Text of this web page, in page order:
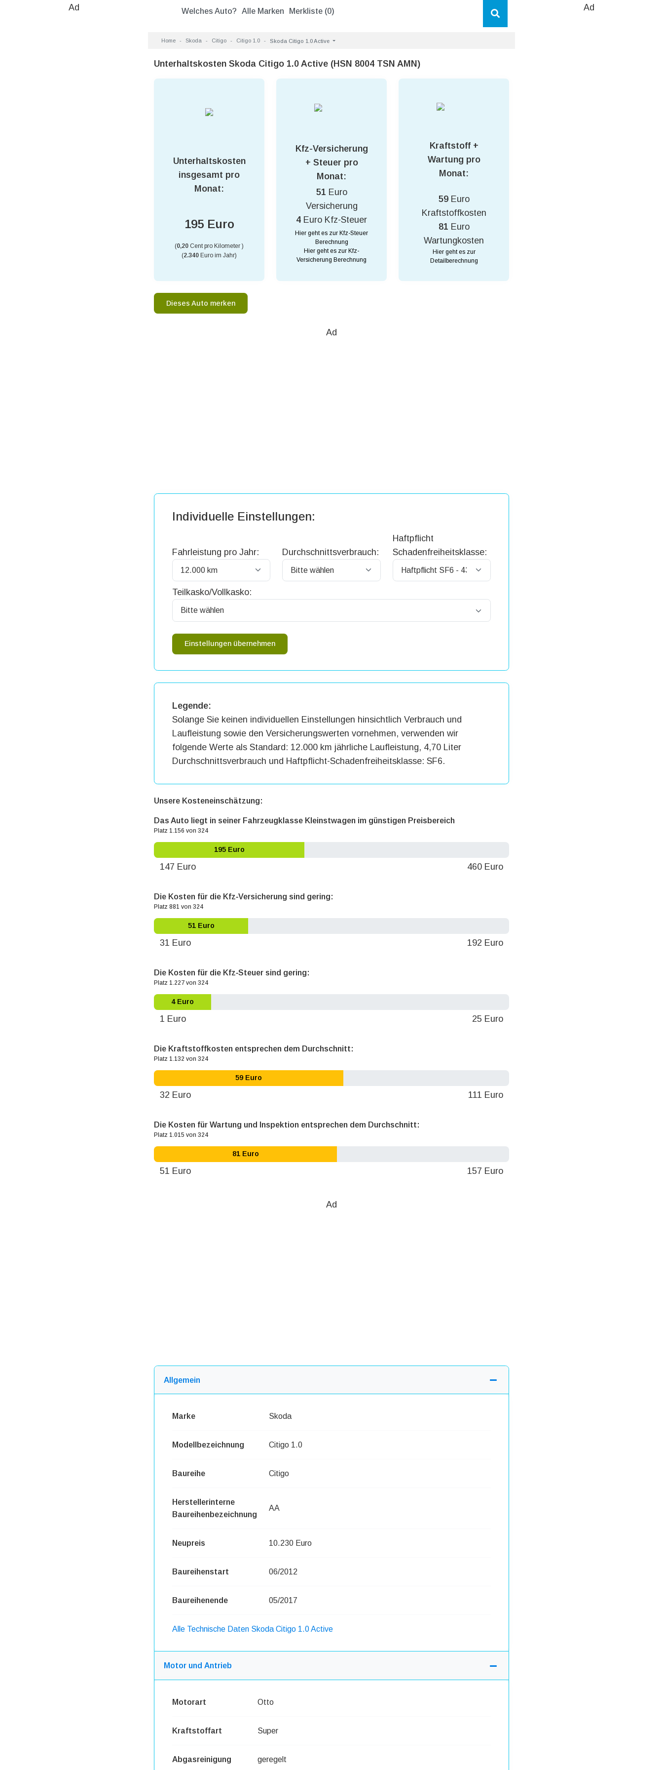
Welches Auto? Alle Marken Merkliste (0)
Ad Ad
Home Skoda Citigo Citigo 1.0 Skoda Citigo 1.0 Active
Unterhaltskosten Skoda Citigo 1.0 Active (HSN 8004 TSN AMN)
Unterhaltskosten
insgesamt pro
Monat:
195 Euro
(0,20 Cent pro Kilometer )
(2.340 Euro im Jahr)
Kfz-Versicherung
+ Steuer pro
Monat:
51 Euro
Versicherung
4 Euro Kfz-Steuer
Hier geht es zur Kfz-Steuer
Berechnung
Hier geht es zur Kfz-
Versicherung Berechnung
Kraftstoff +
Wartung pro
Monat:
59 Euro
Kraftstoffkosten
81 Euro
Wartungkosten
Hier geht es zur
Detailberechnung
Dieses Auto merken
Ad
Individuelle Einstellungen:
Fahrleistung pro Jahr: Durchschnittsverbrauch:
Haftpflicht
Schadenfreiheitsklasse:
Teilkasko/Vollkasko:
Einstellungen übernehmen
Legende:
Solange Sie keinen individuellen Einstellungen hinsichtlich Verbrauch und
Laufleistung sowie den Versicherungswerten vornehmen, verwenden wir
folgende Werte als Standard: 12.000 km jährliche Laufleistung, 4,70 Liter
Durchschnittsverbrauch und Haftpflicht-Schadenfreiheitsklasse: SF6.
Unsere Kosteneinschätzung:
Das Auto liegt in seiner Fahrzeugklasse Kleinstwagen im günstigen Preisbereich
Platz 1.156 von 324
195 Euro
147 Euro 460 Euro
Die Kosten für die Kfz‐Versicherung sind gering:
Platz 881 von 324
51 Euro
31 Euro 192 Euro
Die Kosten für die Kfz‐Steuer sind gering:
Platz 1.227 von 324
4 Euro
1 Euro 25 Euro
Die Kraftstoffkosten entsprechen dem Durchschnitt:
Platz 1.132 von 324
59 Euro
32 Euro 111 Euro
Die Kosten für Wartung und Inspektion entsprechen dem Durchschnitt:
Platz 1.015 von 324
81 Euro
51 Euro 157 Euro
Ad
Allgemein
Marke Skoda
Modellbezeichnung Citigo 1.0
Baureihe Citigo
Herstellerinterne
Baureihenbezeichnung
AA
Neupreis 10.230 Euro
Baureihenstart 06/2012
Baureihenende 05/2017
Alle Technische Daten Skoda Citigo 1.0 Active
Motor und Antrieb
Motorart Otto
Kraftstoffart Super
Abgasreinigung geregelt